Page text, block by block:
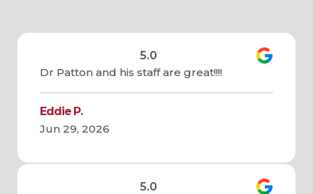
5.0
Dr Patton and his staff are great!!!!
Eddie P.
Jun 29, 2026
5.0